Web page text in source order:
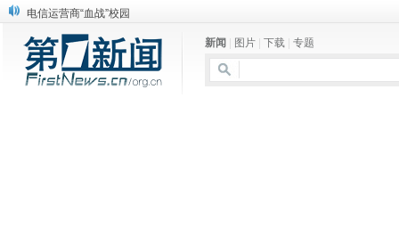
电信运营商“血战”校园
保健品也能吃出一身病? 康宝莱员工自揭多项家丑
煤价"跳水"电企利润"蹦高" 电煤联动亟待完善
苹果公司自建太阳能电厂为数据中心供电
新闻 图片 下载 专题